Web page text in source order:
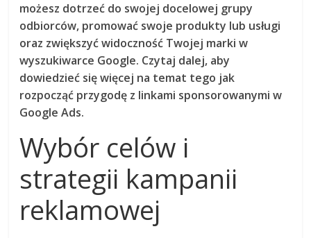
możesz dotrzeć do swojej docelowej grupy
odbiorców, promować swoje produkty lub usługi
oraz zwiększyć widoczność Twojej marki w
wyszukiwarce Google. Czytaj dalej, aby
dowiedzieć się więcej na temat tego jak
rozpocząć przygodę z linkami sponsorowanymi w
Google Ads.
Wybór celów i
strategii kampanii
reklamowej